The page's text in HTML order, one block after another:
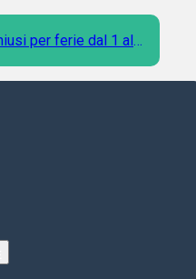
per ferie dal 1 al 9